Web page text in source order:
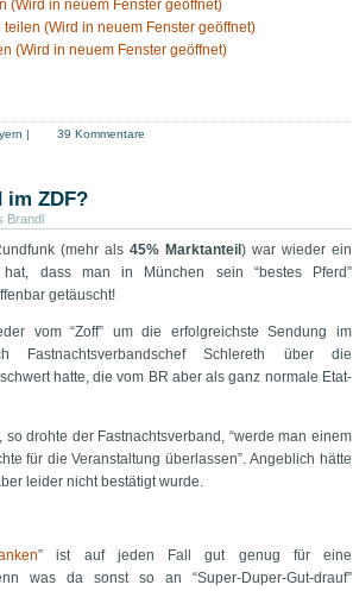
(Wird in neuem Fenster geöffnet)
teilen (Wird in neuem Fenster geöffnet)
(Wird in neuem Fenster geöffnet)
| 39 Kommentare
im ZDF?
Brandl
(mehr als 45% Marktanteil ) war wieder ein
dass man in München sein “bestes Pferd”
getäuscht!
vom “Zoff” um die erfolgreichste Sendung im
Fastnachtsverbandschef Schlereth über die
hatte, die vom BR aber als ganz normale Etat-
drohte der Fastnachtsverband, “werde man einem
für die Veranstaltung überlassen”. Angeblich hätte
leider nicht bestätigt wurde.
” ist auf jeden Fall gut genug für eine
was da sonst so an “Super-Duper-Gut-drauf”